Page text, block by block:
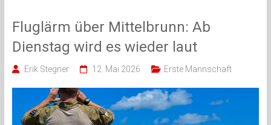
Fluglärm über Mittelbrunn: Ab
Dienstag wird es wieder laut
Erik Stegner 12. Mai 2026 Erste Mannschaft